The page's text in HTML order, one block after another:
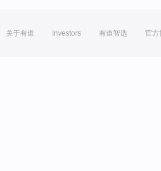
关于有道 Investors 有道智选 官方